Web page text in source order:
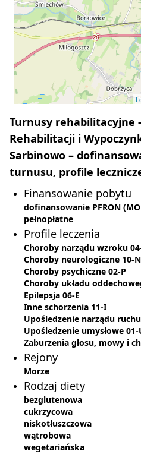
Turnusy rehabilitacyjne
Rehabilitacji i
Sarbinowo –
turnusu, profile
Finansowanie pobytu
dofinansowanie PFRON
pełnopłatne
Profile leczenia
Choroby narządu wzroku
Choroby neurologiczne 10-N
Choroby psychiczne 02-P
Choroby układu
Epilepsja 06-E
Inne schorzenia 11-I
Upośledzenie narządu
Upośledzenie umysłowe 01-
Zaburzenia głosu, mowy i
Rejony
Morze
Rodzaj diety
bezglutenowa
cukrzycowa
niskotłuszczowa
wątrobowa
wegetariańska